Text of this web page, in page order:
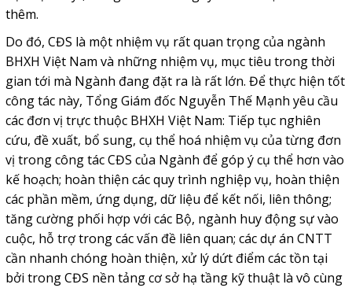
thêm.
Do đó, CĐS là một nhiệm vụ rất quan trọng của ngành
BHXH Việt Nam và những nhiệm vụ, mục tiêu trong thời
gian tới mà Ngành đang đặt ra là rất lớn. Để thực hiện tốt
công tác này, Tổng Giám đốc Nguyễn Thế Mạnh yêu cầu
các đơn vị trực thuộc BHXH Việt Nam: Tiếp tục nghiên
cứu, đề xuất, bổ sung, cụ thể hoá nhiệm vụ của từng đơn
vị trong công tác CĐS của Ngành để góp ý cụ thể hơn vào
kế hoạch; hoàn thiện các quy trình nghiệp vụ, hoàn thiện
các phần mềm, ứng dụng, dữ liệu để kết nối, liên thông;
tăng cường phối hợp với các Bộ, ngành huy động sự vào
cuộc, hỗ trợ trong các vấn đề liên quan; các dự án CNTT
cần nhanh chóng hoàn thiện, xử lý dứt điểm các tồn tại
bởi trong CĐS nền tảng cơ sở hạ tầng kỹ thuật là vô cùng